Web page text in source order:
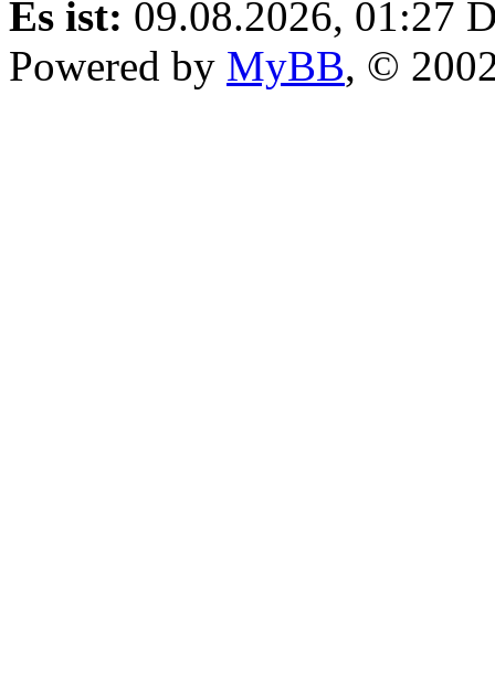
Es ist: 09.08.2026, 01:27
Powered by MyBB, ©